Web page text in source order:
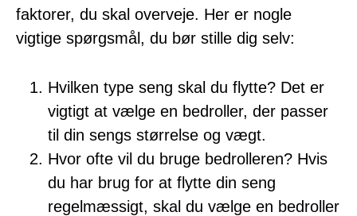
faktorer, du skal overveje. Her er nogle
vigtige spørgsmål, du bør stille dig selv:
Hvilken type seng skal du flytte? Det er
vigtigt at vælge en bedroller, der passer
til din sengs størrelse og vægt.
Hvor ofte vil du bruge bedrolleren? Hvis
du har brug for at flytte din seng
regelmæssigt, skal du vælge en bedroller